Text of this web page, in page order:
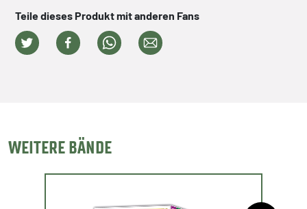
Teile dieses Produkt mit anderen Fans
WEITERE BÄNDE